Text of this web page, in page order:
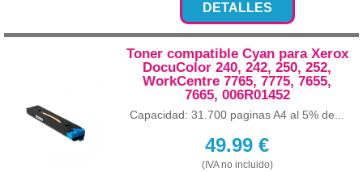
DETALLES
Toner compatible Cyan para Xerox
DocuColor 240, 242, 250, 252,
WorkCentre 7765, 7775, 7655,
7665, 006R01452
Capacidad: 31.700 paginas A4 al 5% de...
49.99 €
(IVA no incluido)